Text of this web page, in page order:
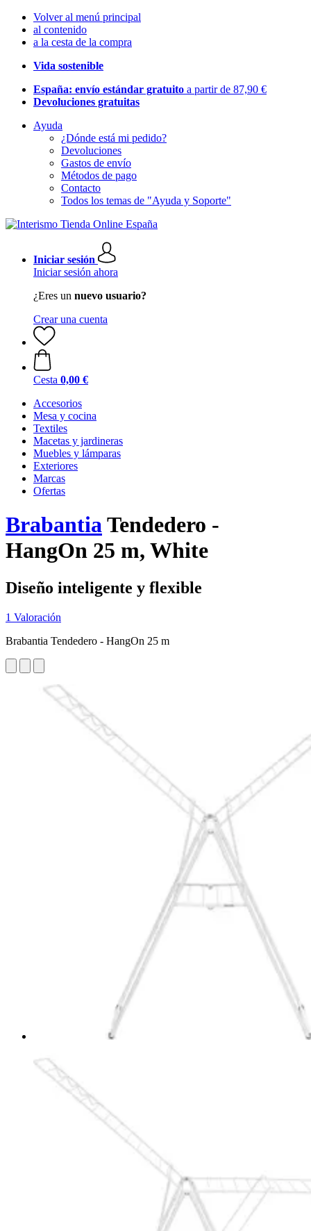
Volver al menú principal
al contenido
a la cesta de la compra
Vida sostenible
España: envío estándar gratuito a partir de 87,90 €
Devoluciones gratuitas
Ayuda
¿Dónde está mi pedido?
Devoluciones
Gastos de envío
Métodos de pago
Contacto
Todos los temas de "Ayuda y Soporte"
Iniciar sesión
Iniciar sesión ahora
¿Eres un nuevo usuario?
Crear una cuenta
Cesta 0,00 €
Accesorios
Mesa y cocina
Textiles
Macetas y jardineras
Muebles y lámparas
Exteriores
Marcas
Ofertas
BrabantiaTendedero -
HangOn 25 m, White
Diseño inteligente y flexible
1 Valoración
Brabantia Tendedero - HangOn 25 m